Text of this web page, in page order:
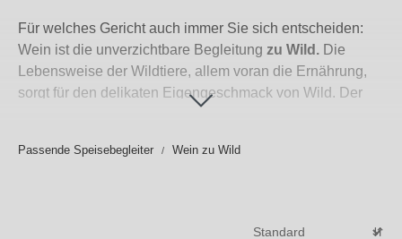
Für welches Gericht auch immer Sie sich entscheiden:
Wein ist die unverzichtbare Begleitung zu Wild. Die
Lebensweise der Wildtiere, allem voran die Ernährung,
sorgt für den delikaten Eigengeschmack von Wild. Der
Weiterlesen →
Passende Speisebegleiter Wein zu Wild